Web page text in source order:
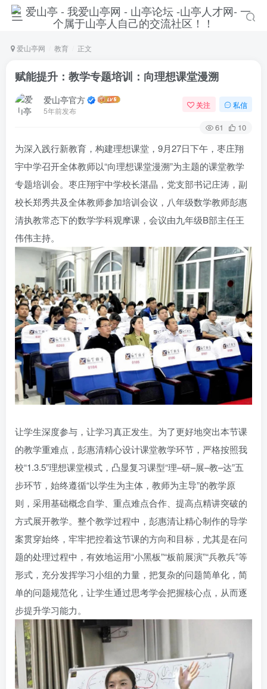
爱山亭网 教育 正文
赋能提升：教学专题培训：向理想课堂漫溯
爱山亭官方
5年前发布
关注 私信
61 10
为深入践行新教育，构建理想课堂，9月27日下午，枣庄翔
宇中学召开全体教师以“向理想课堂漫溯”为主题的课堂教学
专题培训会。枣庄翔宇中学校长湛晶，党支部书记庄涛，副
校长郑秀共及全体教师参加培训会议，八年级数学教师彭惠
清执教常态下的数学学科观摩课，会议由九年级B部主任王
伟伟主持。
让学生深度参与，让学习真正发生。为了更好地突出本节课
的教学重难点，彭惠清精心设计课堂教学环节，严格按照我
校“1.3.5”理想课堂模式，凸显复习课型“理–研–展–教–达”五
步环节，始终遵循“以学生为主体，教师为主导”的教学原
则，采用基础概念自学、重点难点合作、提高点精讲突破的
方式展开教学。整个教学过程中，彭惠清让精心制作的导学
案贯穿始终，牢牢把控着这节课的方向和目标，尤其是在问
题的处理过程中，有效地运用“小黑板”“板前展演”“兵教兵”等
形式，充分发挥学习小组的力量，把复杂的问题简单化，简
单的问题规范化，让学生通过思考学会把握核心点，从而逐
步提升学习能力。
登录
手机号
记住登录 账号密码登录
登录
社交账号登录
QQ登录 微信登录
使用社交账号登录即表示同意用户协议